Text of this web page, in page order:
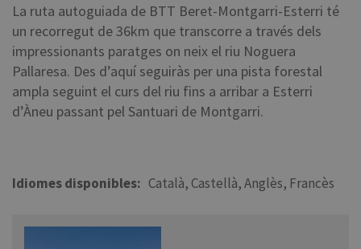
La ruta autoguiada de BTT Beret-Montgarri-Esterri té
un recorregut de 36km que transcorre a través dels
impressionants paratges on neix el riu Noguera
Pallaresa. Des d’aquí seguiràs per una pista forestal
ampla seguint el curs del riu fins a arribar a Esterri
d’Àneu passant pel Santuari de Montgarri.
Idiomes disponibles Català Castellà Anglès Francès